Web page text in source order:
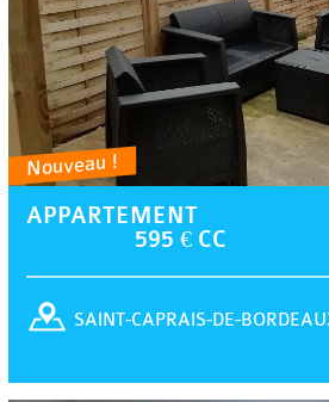
Nouveau !
APPARTEMENT
595 € CC
SAINT-CAPRAIS-DE-